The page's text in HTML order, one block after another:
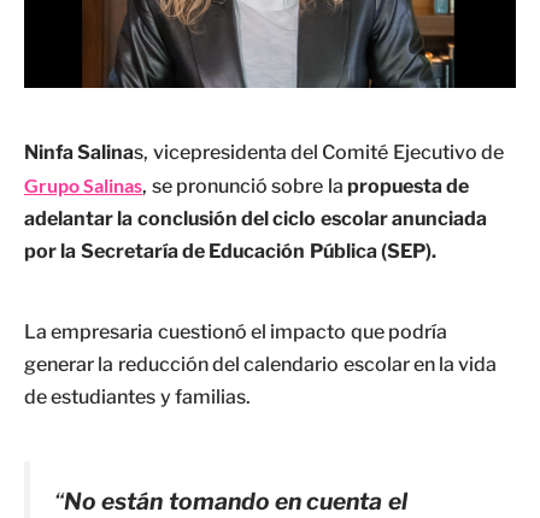
Ninfa Salinas, vicepresidenta del Comité Ejecutivo de
Grupo Salinas, se pronunció sobre la propuesta de
adelantar la conclusión del ciclo escolar anunciada
por la Secretaría de Educación Pública (SEP).
La empresaria cuestionó el impacto que podría
generar la reducción del calendario escolar en la vida
de estudiantes y familias.
“No están tomando en cuenta el